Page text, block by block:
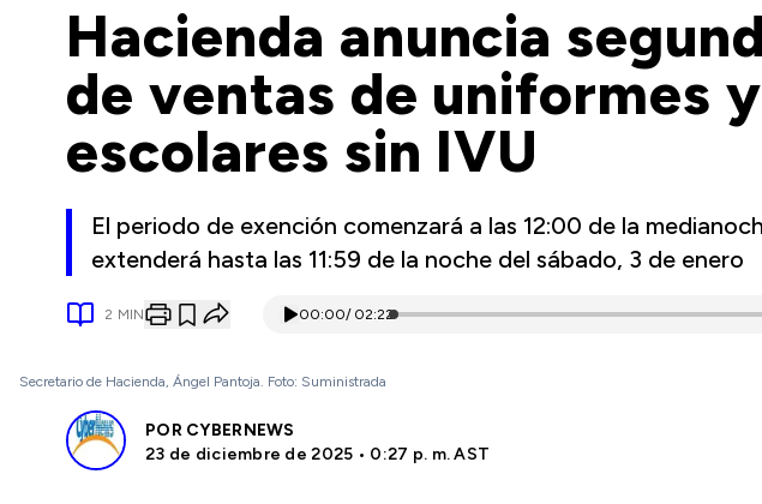
Hacienda anuncia
de ventas de uniformes
escolares sin IVU
El periodo de exención comenzará a las 12:00 de la
extenderá hasta las 11:59 de la noche del sábado, 3 de enero
2 MIN 00:00/ 02:22
Secretario de Hacienda, Ángel Pantoja. Foto: Suministrada
POR CYBERNEWS
23 de diciembre de 2025 • 0:27 p. m. AST